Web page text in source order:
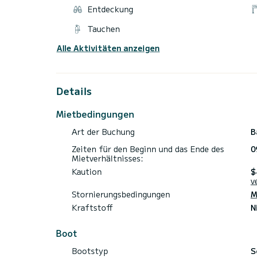
Entdeckung
Tauchen
Alle Aktivitäten anzeigen
Details
Mietbedingungen
Art der Buchung
Zeiten für den Beginn und das Ende des
Mietverhältnisses:
Kaution
Stornierungsbedingungen
Kraftstoff
Boot
Bootstyp